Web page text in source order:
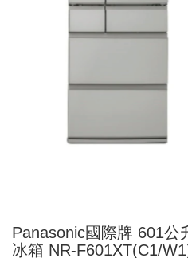
Panasonic國際牌 601公
冰箱 NR-F601XT(C1/